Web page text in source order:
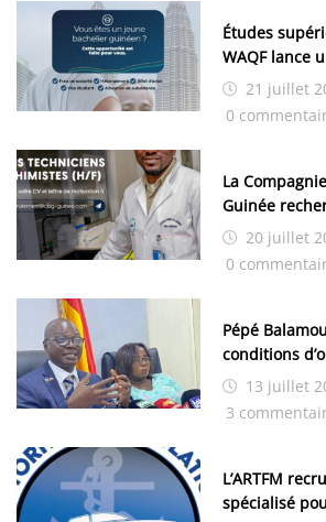
Études
WAQF lance
bourses pour
21 juillet
0
La
Guinée
de Kamsar
chimistes (H/F)
20 juillet
0
Pépé
conditions
examens
les
13 juillet
3
L’ARTFM
spécialisé